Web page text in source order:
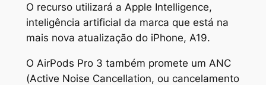
O recurso utilizará a Apple Intelligence,
inteligência artificial da marca que está na
mais nova atualização do iPhone, A19.
O AirPods Pro 3 também promete um ANC
(Active Noise Cancellation, ou cancelamento